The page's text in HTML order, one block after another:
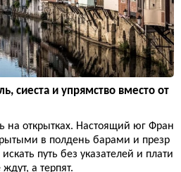
сиеста и упрямство вместо от
на открытках. Настоящий юг Фран
в полдень барами и презр
путь без указателей и плати
а терпят.